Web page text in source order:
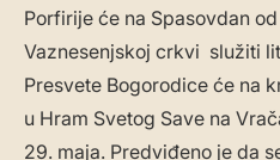
Porfirije će na Spasovdan
Vaznesenjskoj crkvi služiti
Presvete Bogorodice će na
u Hram Svetog Save na
29. maja. Predviđeno je da